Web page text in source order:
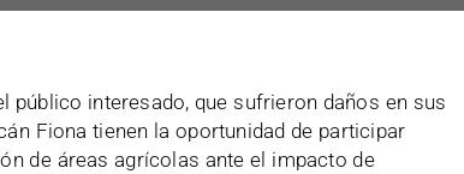
interesado, que sufrieron daños en sus
Fiona tienen la oportunidad de participar
de áreas agrícolas ante el impacto de